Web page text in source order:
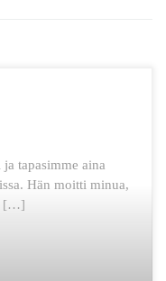
tapasimme aina
Hän moitti minua,
[…]